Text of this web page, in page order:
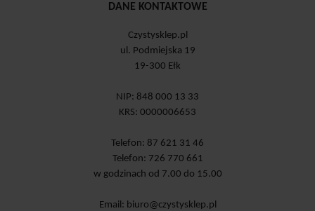
DANE KONTAKTOWE
Czystysklep.pl
ul. Podmiejska 19
19-300 Ełk
NIP: 848 000 13 33
KRS: 0000006653
Telefon: 87 621 31 46
Telefon: 726 770 661
w godzinach od 7.00 do 15.00
Email: biuro@czystysklep.pl